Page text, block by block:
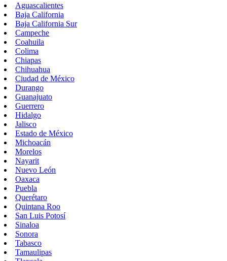
Aguascalientes
Baja California
Baja California Sur
Campeche
Coahuila
Colima
Chiapas
Chihuahua
Ciudad de México
Durango
Guanajuato
Guerrero
Hidalgo
Jalisco
Estado de México
Michoacán
Morelos
Nayarit
Nuevo León
Oaxaca
Puebla
Querétaro
Quintana Roo
San Luis Potosí
Sinaloa
Sonora
Tabasco
Tamaulipas